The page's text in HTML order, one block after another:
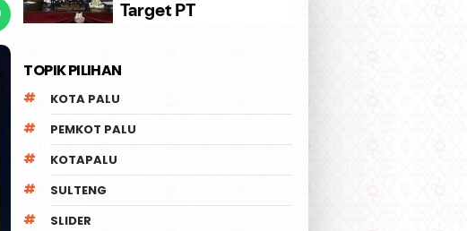
TOPIK PILIHAN
KOTA PALU
PEMKOT PALU
KOTAPALU
SULTENG
SLIDER